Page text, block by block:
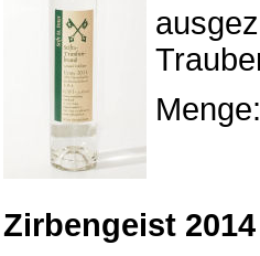
Zirbengeist